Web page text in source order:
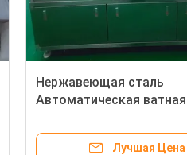
Нержавеющая сталь
Автоматическая
цвет 100 ватов в минуту
Лучшая Цена